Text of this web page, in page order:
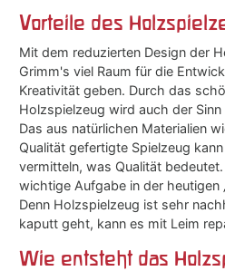
Vorteile des
Mit dem reduzierten Design der
Grimm's viel Raum für die
Kreativität geben. Durch das
Holzspielzeug wird auch der
Das aus natürlichen Materialien
Qualität gefertigte Spielzeug
vermitteln, was Qualität
wichtige Aufgabe in der heutigen
Denn Holzspielzeug ist sehr
kaputt geht, kann es mit Leim
Wie entsteht das